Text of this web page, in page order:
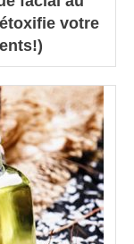
votre